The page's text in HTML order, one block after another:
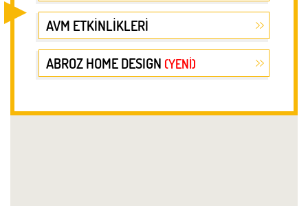
AVM ETKİNLİKLERİ
ABROZ HOME DESIGN (YENİ)